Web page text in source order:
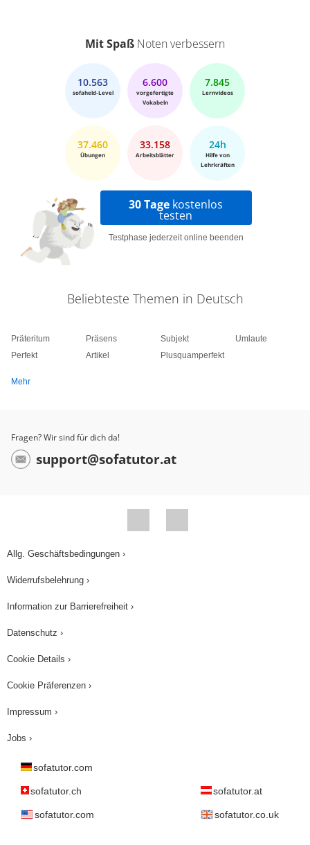
Mit Spaß Noten verbessern
10.563
sofaheld-Level
6.600
vorgefertigte
Vokabeln
7.845
Lernvideos
37.460
Übungen
33.158
Arbeitsblätter
24h
Hilfe von
Lehrkräften
30 Tage kostenlos
testen
Testphase jederzeit online beenden
Beliebteste Themen in Deutsch
Präteritum
Perfekt
Präsens
Artikel
Subjekt
Plusquamperfekt
Umlaute
Mehr
Fragen? Wir sind für dich da!
support@sofatutor.at
Allg. Geschäftsbedingungen ›
Widerrufsbelehrung ›
Information zur Barrierefreiheit ›
Datenschutz ›
Cookie Details ›
Cookie Präferenzen ›
Impressum ›
Jobs ›
sofatutor.com
sofatutor.ch sofatutor.at
sofatutor.com sofatutor.co.uk